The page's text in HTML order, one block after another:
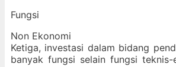
Fungsi
Non Ekonomi
Ketiga, investasi dalam bidang
banyak fungsi selain fungsi teknis-